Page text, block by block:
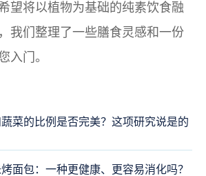
望将以植物为基础的纯素饮食融
我们整理了一些膳食灵感和一份
入门。
菜的比例是否完美？这项研究说是的
面包：一种更健康、更容易消化吗？